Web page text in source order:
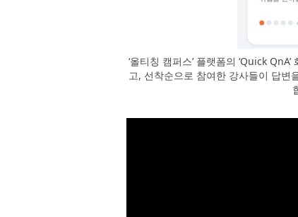
‘올티칭 캠퍼스’ 플랫폼의 ‘Quick
고, 선착순으로 참여한 강사들이 답변